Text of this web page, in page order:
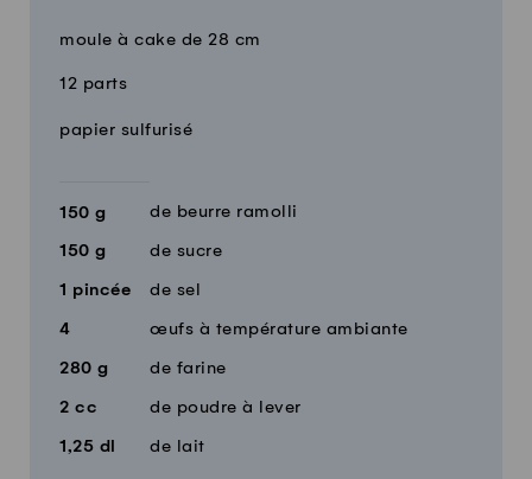
moule à cake de 28 cm
12 parts
QuantitéIngrédients
papier sulfurisé
150 g de beurre ramolli
150 g de sucre
1 pincée de sel
4 œufs à température ambiante
280 g de farine
2 cc de poudre à lever
1,25 dl de lait